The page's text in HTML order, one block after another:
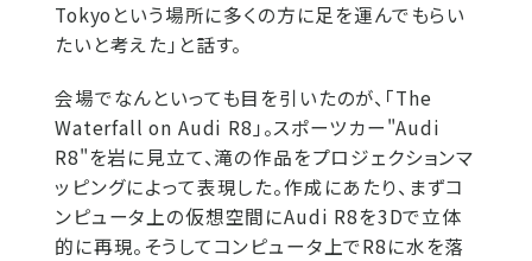
Tokyoという場所に多くの方に足を運んでもらい
たいと考えた」と話す。
会場でなんといっても目を引いたのが、「The
Waterfall on Audi R8」。スポーツカー"Audi
R8"を岩に見立て、滝の作品をプロジェクションマ
ッピングによって表現した。作成にあたり、まずコ
ンピュータ上の仮想空間にAudi R8を3Dで立体
的に再現。そうしてコンピュータ上でR8に水を落